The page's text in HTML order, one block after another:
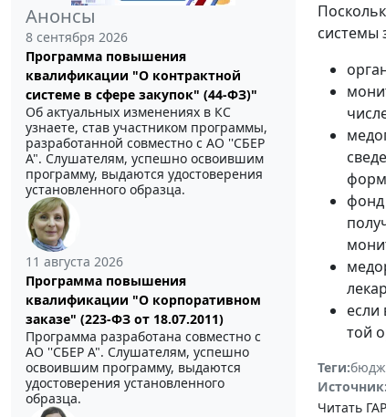
Анонсы
8 сентября 2026
Программа повышения
квалификации "О контрактной
системе в сфере закупок" (44-ФЗ)"
Об актуальных изменениях в КС
узнаете, став участником программы,
разработанной совместно с АО ''СБЕР
А". Слушателям, успешно освоившим
программу, выдаются удостоверения
установленного образца.
11 августа 2026
Программа повышения
квалификации "О корпоративном
заказе" (223-ФЗ от 18.07.2011)
Программа разработана совместно с
АО ''СБЕР А". Слушателям, успешно
освоившим программу, выдаются
удостоверения установленного
образца.
системы
фонд
если
той
Теги:
Источник:
Читать